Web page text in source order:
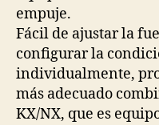
empuje.
Fácil de ajustar la
configurar la
individualmente,
más adecuado
KX/NX, que es